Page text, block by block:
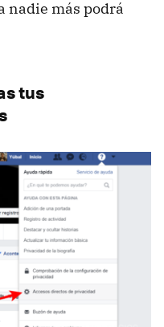
nadie más podrá
tus